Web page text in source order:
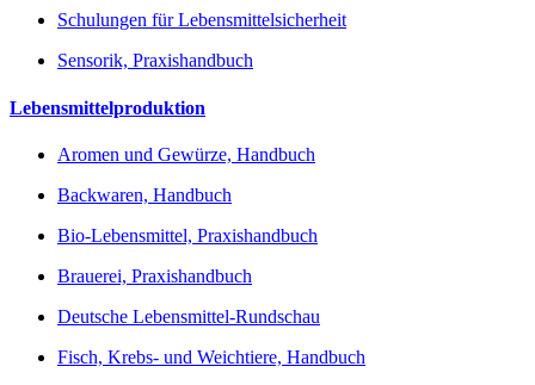
Schulungen für Lebensmittelsicherheit
Sensorik, Praxishandbuch
Lebensmittelproduktion
Aromen und Gewürze, Handbuch
Backwaren, Handbuch
Bio-Lebensmittel, Praxishandbuch
Brauerei, Praxishandbuch
Deutsche Lebensmittel-Rundschau
Fisch, Krebs- und Weichtiere, Handbuch